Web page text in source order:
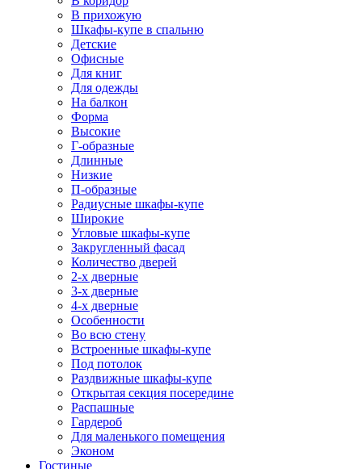
В прихожую
Шкафы-купе в спальню
Детские
Офисные
Для книг
Для одежды
На балкон
Форма
Высокие
Г-образные
Длинные
Низкие
П-образные
Радиусные шкафы-купе
Широкие
Угловые шкафы-купе
Закругленный фасад
Количество дверей
2-х дверные
3-х дверные
4-х дверные
Особенности
Во всю стену
Встроенные шкафы-купе
Под потолок
Раздвижные шкафы-купе
Открытая секция посередине
Распашные
Гардероб
Для маленького помещения
Эконом
Гостиные